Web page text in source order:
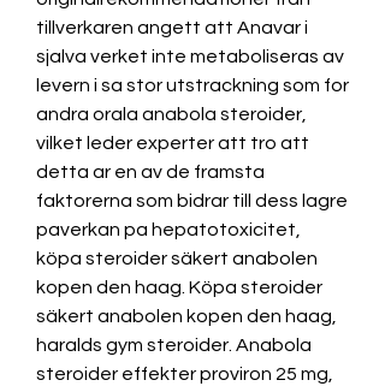
tillverkaren angett att Anavar i
sjalva verket inte metaboliseras av
levern i sa stor utstrackning som for
andra orala anabola steroider,
vilket leder experter att tro att
detta ar en av de framsta
faktorerna som bidrar till dess lagre
paverkan pa hepatotoxicitet,
köpa steroider säkert anabolen
kopen den haag. Köpa steroider
säkert anabolen kopen den haag,
haralds gym steroider. Anabola
steroider effekter proviron 25 mg,